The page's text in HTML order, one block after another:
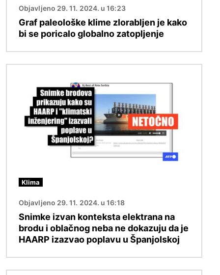
Objavljeno 29. 11. 2024. u 16:23
Graf paleološke klime zlorabljen je kako
bi se poricalo globalno zatopljenje
Klima
Objavljeno 29. 11. 2024. u 16:18
Snimke izvan konteksta elektrana na
brodu i oblačnog neba ne dokazuju da je
HAARP izazvao poplavu u Španjolskoj